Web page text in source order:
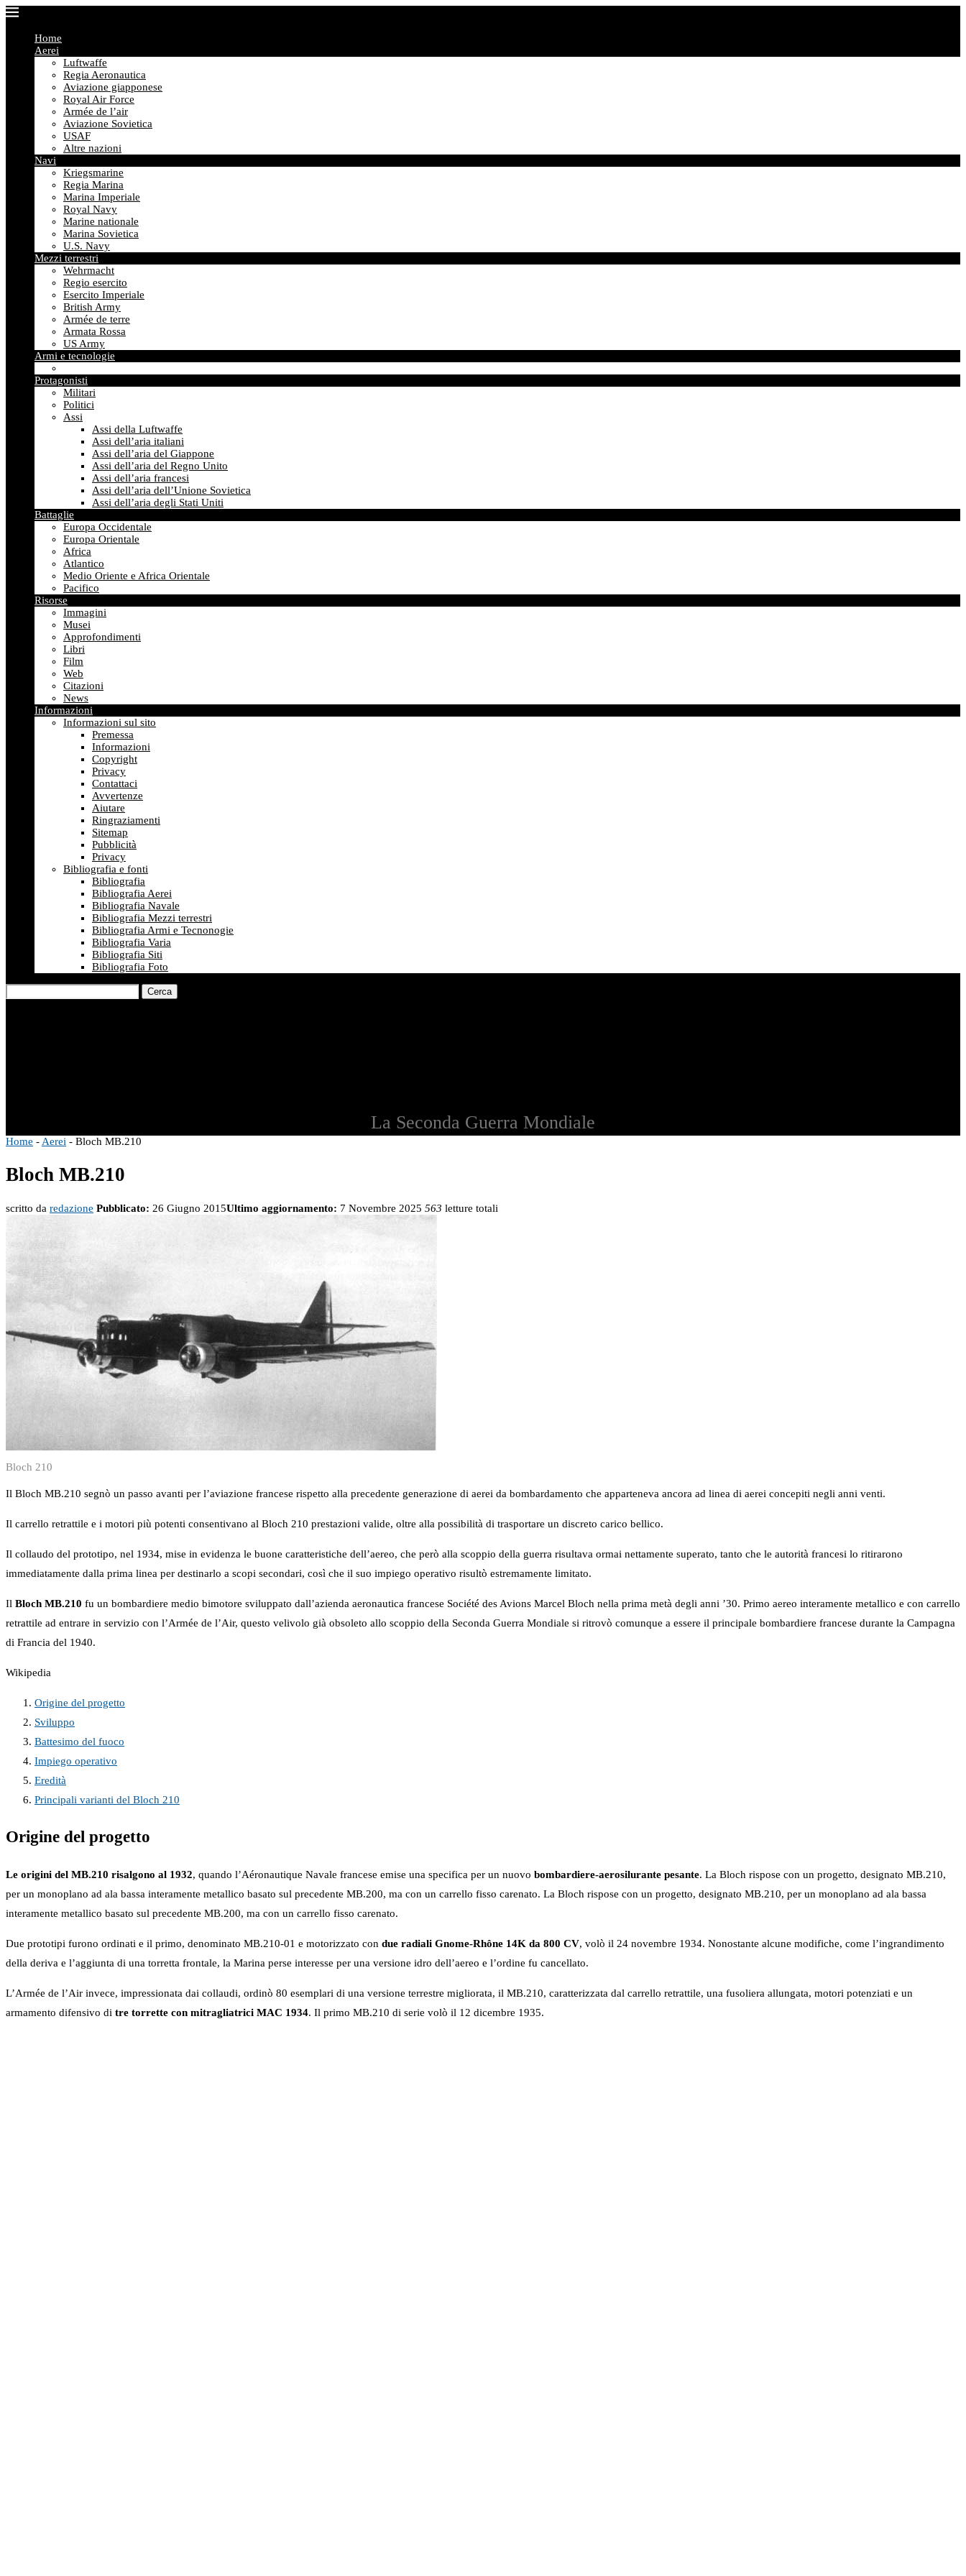
Home
Aerei
Luftwaffe
Regia Aeronautica
Aviazione giapponese
Royal Air Force
Armée de l’air
Aviazione Sovietica
USAF
Altre nazioni
Navi
Kriegsmarine
Regia Marina
Marina Imperiale
Royal Navy
Marine nationale
Marina Sovietica
U.S. Navy
Mezzi terrestri
Wehrmacht
Regio esercito
Esercito Imperiale
British Army
Armée de terre
Armata Rossa
US Army
Armi e tecnologie
Protagonisti
Militari
Politici
Assi
Assi della Luftwaffe
Assi dell’aria italiani
Assi dell’aria del Giappone
Assi dell’aria del Regno Unito
Assi dell’aria francesi
Assi dell’aria dell’Unione Sovietica
Assi dell’aria degli Stati Uniti
Battaglie
Europa Occidentale
Europa Orientale
Africa
Atlantico
Medio Oriente e Africa Orientale
Pacifico
Risorse
Immagini
Musei
Approfondimenti
Libri
Film
Web
Citazioni
News
Informazioni
Informazioni sul sito
Premessa
Informazioni
Copyright
Privacy
Contattaci
Avvertenze
Aiutare
Ringraziamenti
Sitemap
Pubblicità
Privacy
Bibliografia e fonti
Bibliografia
Bibliografia Aerei
Bibliografia Navale
Bibliografia Mezzi terrestri
Bibliografia Armi e Tecnonogie
Bibliografia Varia
Bibliografia Siti
Bibliografia Foto
Cerca
La Seconda Guerra Mondiale
Home - Aerei - Bloch MB.210
Bloch MB.210
scritto da redazione Pubblicato: 26 Giugno 2015Ultimo aggiornamento: 7 Novembre 2025 563 letture totali
Bloch 210
Il Bloch MB.210 segnò un passo avanti per l’aviazione francese rispetto alla precedente generazione di aerei da bombardamento che apparteneva ancora ad linea di aerei concepiti negli anni venti.
Il carrello retrattile e i motori più potenti consentivano al Bloch 210 prestazioni valide, oltre alla possibilità di trasportare un discreto carico bellico.
Il collaudo del prototipo, nel 1934, mise in evidenza le buone caratteristiche dell’aereo, che però alla scoppio della guerra risultava ormai nettamente superato, tanto che le autorità francesi lo ritirarono
immediatamente dalla prima linea per destinarlo a scopi secondari, così che il suo impiego operativo risultò estremamente limitato.
Il Bloch MB.210 fu un bombardiere medio bimotore sviluppato dall’azienda aeronautica francese Société des Avions Marcel Bloch nella prima metà degli anni ’30. Primo aereo interamente metallico e con carrello
retrattile ad entrare in servizio con l’Armée de l’Air, questo velivolo già obsoleto allo scoppio della Seconda Guerra Mondiale si ritrovò comunque a essere il principale bombardiere francese durante la Campagna
di Francia del 1940.
Wikipedia
Origine del progetto
Sviluppo
Battesimo del fuoco
Impiego operativo
Eredità
Principali varianti del Bloch 210
Origine del progetto
Le origini del MB.210 risalgono al 1932, quando l’Aéronautique Navale francese emise una specifica per un nuovo bombardiere-aerosilurante pesante. La Bloch rispose con un progetto, designato MB.210,
per un monoplano ad ala bassa interamente metallico basato sul precedente MB.200, ma con un carrello fisso carenato. La Bloch rispose con un progetto, designato MB.210, per un monoplano ad ala bassa
interamente metallico basato sul precedente MB.200, ma con un carrello fisso carenato.
Due prototipi furono ordinati e il primo, denominato MB.210-01 e motorizzato con due radiali Gnome-Rhône 14K da 800 CV, volò il 24 novembre 1934. Nonostante alcune modifiche, come l’ingrandimento
della deriva e l’aggiunta di una torretta frontale, la Marina perse interesse per una versione idro dell’aereo e l’ordine fu cancellato.
L’Armée de l’Air invece, impressionata dai collaudi, ordinò 80 esemplari di una versione terrestre migliorata, il MB.210, caratterizzata dal carrello retrattile, una fusoliera allungata, motori potenziati e un
armamento difensivo di tre torrette con mitragliatrici MAC 1934. Il primo MB.210 di serie volò il 12 dicembre 1935.